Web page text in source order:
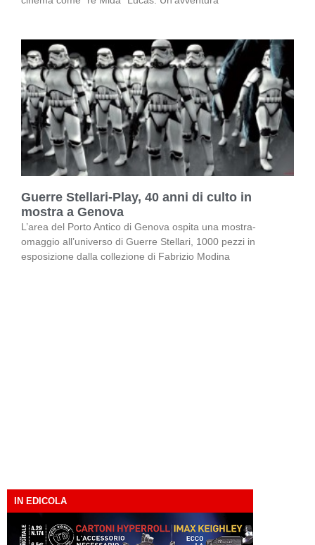
Guerre Stellari-Play, 40 anni di culto in
mostra a Genova
L’area del Porto Antico di Genova ospita una mostra-
omaggio all’universo di Guerre Stellari, 1000 pezzi in
esposizione dalla collezione di Fabrizio Modina
IN EDICOLA